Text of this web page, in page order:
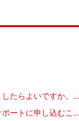
たらよいですか。...
ートに申し込むこ...